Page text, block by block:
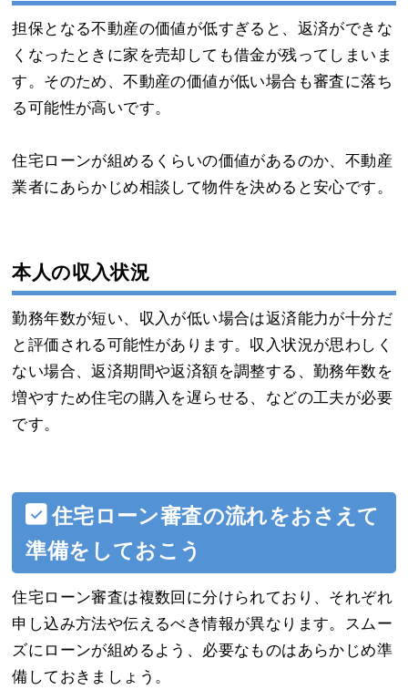
担保となる不動産の価値が低すぎると、返済ができな
くなったときに家を売却しても借金が残ってしまいま
す。そのため、不動産の価値が低い場合も審査に落ち
る可能性が高いです。
住宅ローンが組めるくらいの価値があるのか、不動産
業者にあらかじめ相談して物件を決めると安心です。
本人の収入状況
勤務年数が短い、収入が低い場合は返済能力が十分だ
と評価される可能性があります。収入状況が思わしく
ない場合、返済期間や返済額を調整する、勤務年数を
増やすため住宅の購入を遅らせる、などの工夫が必要
です。
住宅ローン審査の流れをおさえて
準備をしておこう
住宅ローン審査は複数回に分けられており、それぞれ
申し込み方法や伝えるべき情報が異なります。スムー
ズにローンが組めるよう、必要なものはあらかじめ準
備しておきましょう。